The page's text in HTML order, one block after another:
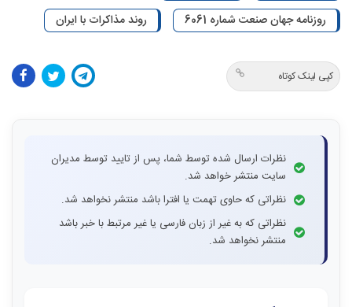
روزنامه جهان صنعت شماره 6061
روند مذاکرات با ایران
کپی لینک کوتاه
نظرات ارسال شده توسط شما، پس از تایید توسط مدیران
سایت منتشر خواهد شد.
نظراتی که حاوی تهمت یا افترا باشد منتشر نخواهد شد.
نظراتی که به غیر از زبان فارسی یا غیر مرتبط با خبر باشد
منتشر نخواهد شد.